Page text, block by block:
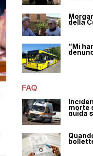
della
“Mi
FAQ
morte
guida